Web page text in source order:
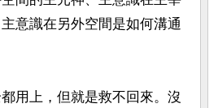
意識在另外空間是如何溝通
用上，但就是救不回來。沒